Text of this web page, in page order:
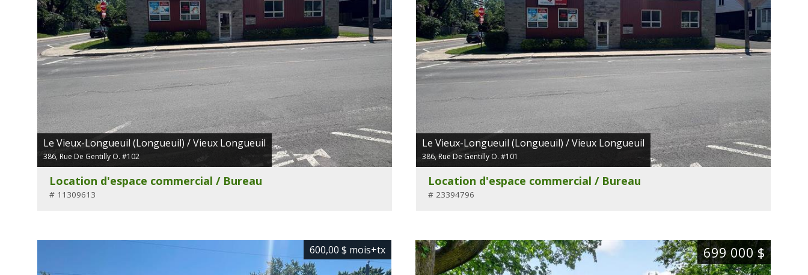
Le Vieux-Longueuil (Longueuil) / Vieux Longueuil
386, Rue De Gentilly O. #102
Location d'espace commercial / Bureau
# 11309613
Le Vieux-Longueuil (Longueuil) / Vieux Longueuil
386, Rue De Gentilly O. #101
Location d'espace commercial / Bureau
# 23394796
600,00 $ mois+tx 699 000 $